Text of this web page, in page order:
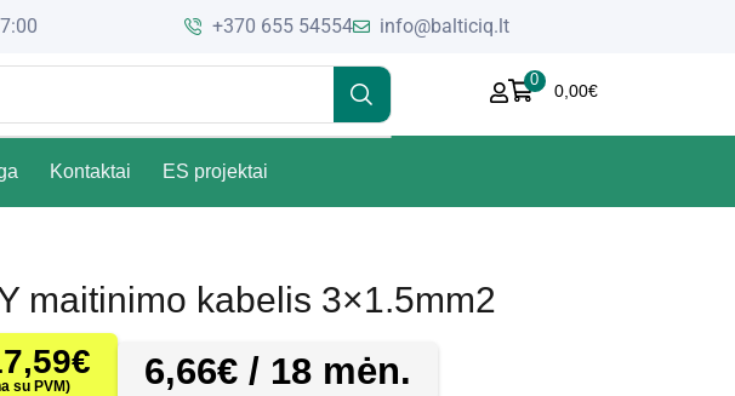
+370 655 54554 info@balticiq.lt
0
0,00€
Kontaktai ES projektai
maitinimo kabelis 3×1.5mm2
€
su PVM) 6,66€ / 18 mėn.